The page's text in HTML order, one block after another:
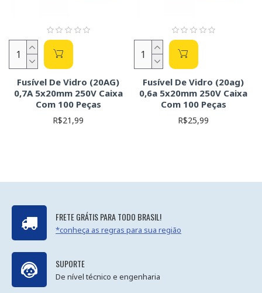
Fusível De Vidro (20AG)
0,7A 5x20mm 250V Caixa
Com 100 Peças
R$21,99
Fusível De Vidro (20ag)
0,6a 5x20mm 250V Caixa
Com 100 Peças
R$25,99
FRETE GRÁTIS PARA TODO BRASIL!
*conheça as regras para sua região
SUPORTE
De nível técnico e engenharia